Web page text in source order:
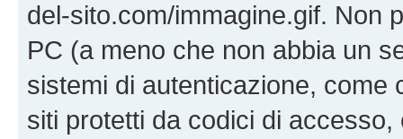
del-sito.com/immagine.gif. Non
PC (a meno che non abbia un
sistemi di autenticazione, come
siti protetti da codici di